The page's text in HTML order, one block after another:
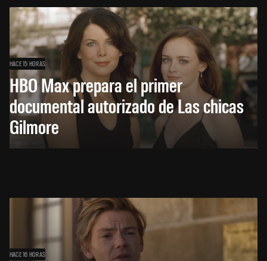
HACE 15 HORAS
HBO Max prepara el primer
documental autorizado de Las chicas
Gilmore
HACE 16 HORAS